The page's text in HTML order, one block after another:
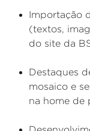
Importação
(textos,
do site da
Destaques
mosaico e
na home de